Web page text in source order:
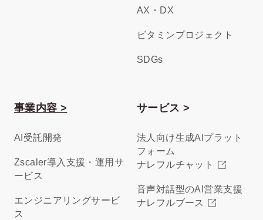
AX・DX
ビタミンプロジェクト
SDGs
事業内容 >
AI受託開発
Zscaler導入支援・運用サ
ービス
エンジニアリングサービ
ス
サービス >
法人向け生成AIプラット
フォーム
ナレフルチャット
音声対話型のAI営業支援
ナレフルブース